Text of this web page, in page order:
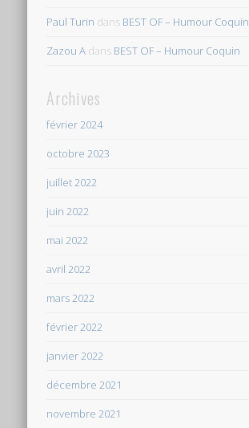
Paul Turin dans BEST OF – Humour Coquin
Zazou A dans BEST OF – Humour Coquin
Archives
février 2024
octobre 2023
juillet 2022
juin 2022
mai 2022
avril 2022
mars 2022
février 2022
janvier 2022
décembre 2021
novembre 2021